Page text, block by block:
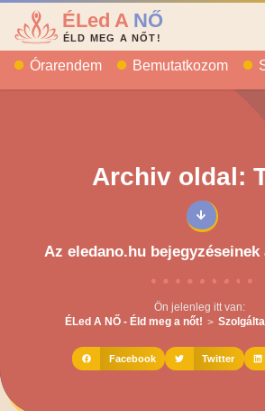
ÉLed A NŐ
ÉLD MEG A NŐT!
Órarendem Bemutatkozom
Archiv oldal:
Az eledano.hu
Ön jelenleg itt van:
ÉLed A NŐ - Éld meg a nőt! >
Facebook Twitter